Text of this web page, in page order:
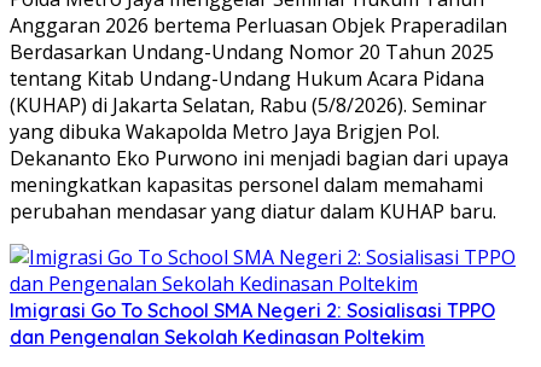
Anggaran 2026 bertema Perluasan Objek Praperadilan
Berdasarkan Undang-Undang Nomor 20 Tahun 2025
tentang Kitab Undang-Undang Hukum Acara Pidana
(KUHAP) di Jakarta Selatan, Rabu (5/8/2026). Seminar
yang dibuka Wakapolda Metro Jaya Brigjen Pol.
Dekananto Eko Purwono ini menjadi bagian dari upaya
meningkatkan kapasitas personel dalam memahami
perubahan mendasar yang diatur dalam KUHAP baru.
Imigrasi Go To School SMA Negeri 2: Sosialisasi TPPO
dan Pengenalan Sekolah Kedinasan Poltekim